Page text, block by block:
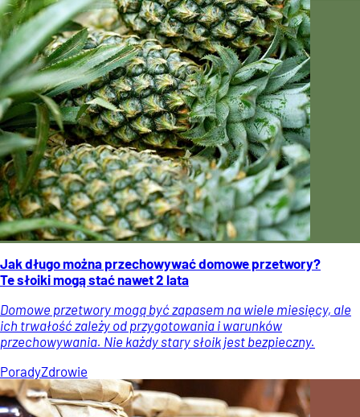
Jak długo można przechowywać domowe przetwory?
Te słoiki mogą stać nawet 2 lata
Domowe przetwory mogą być zapasem na wiele miesięcy, ale
ich trwałość zależy od przygotowania i warunków
przechowywania. Nie każdy stary słoik jest bezpieczny.
PoradyZdrowie